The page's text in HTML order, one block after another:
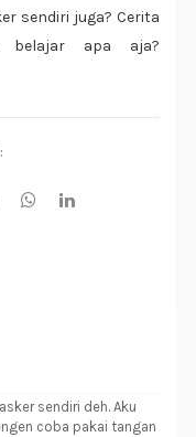
sendiri juga? Cerita
apa aja?
sendiri deh. Aku
coba pakai tangan